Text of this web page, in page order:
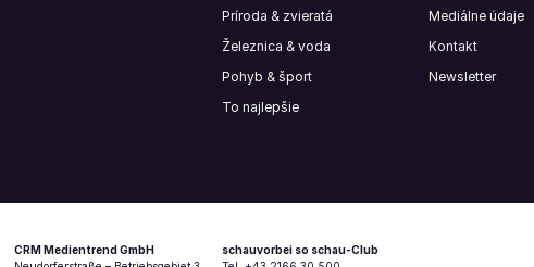
Príroda & zvieratá
Železnica & voda
Pohyb & šport
To najlepšie
Mediálne údaje
Kontakt
Newsletter
CRM Medientrend GmbH
schauvorbei so schau-Club